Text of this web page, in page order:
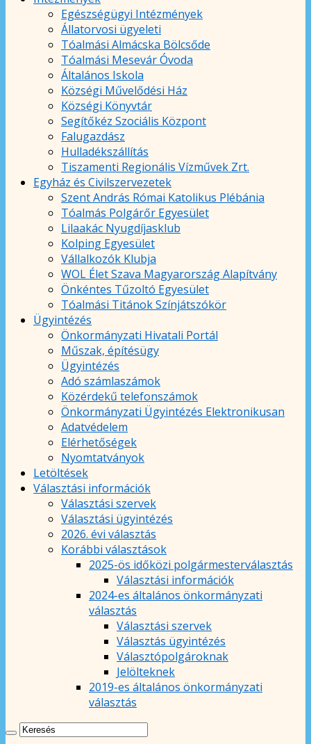
Egészségügyi Intézmények
Állatorvosi ügyeleti
Tóalmási Almácska Bölcsőde
Tóalmási Mesevár Óvoda
Általános Iskola
Községi Művelődési Ház
Községi Könyvtár
Segítőkéz Szociális Központ
Falugazdász
Hulladékszállítás
Tiszamenti Regionális Vízművek Zrt.
Egyház és Civilszervezetek
Szent András Római Katolikus Plébánia
Tóalmás Polgárőr Egyesület
Lilaakác Nyugdíjasklub
Kolping Egyesület
Vállalkozók Klubja
WOL Élet Szava Magyarország Alapítvány
Önkéntes Tűzoltó Egyesület
Tóalmási Titánok Színjátszókör
Ügyintézés
Önkormányzati Hivatali Portál
Műszak, építésügy
Ügyintézés
Adó számlaszámok
Közérdekű telefonszámok
Önkormányzati Ügyintézés Elektronikusan
Adatvédelem
Elérhetőségek
Nyomtatványok
Letöltések
Választási információk
Választási szervek
Választási ügyintézés
2026. évi választás
Korábbi választások
2025-ös időközi polgármesterválasztás
Választási információk
2024-es általános önkormányzati
választás
Választási szervek
Választás ügyintézés
Választópolgároknak
Jelölteknek
2019-es általános önkormányzati
választás